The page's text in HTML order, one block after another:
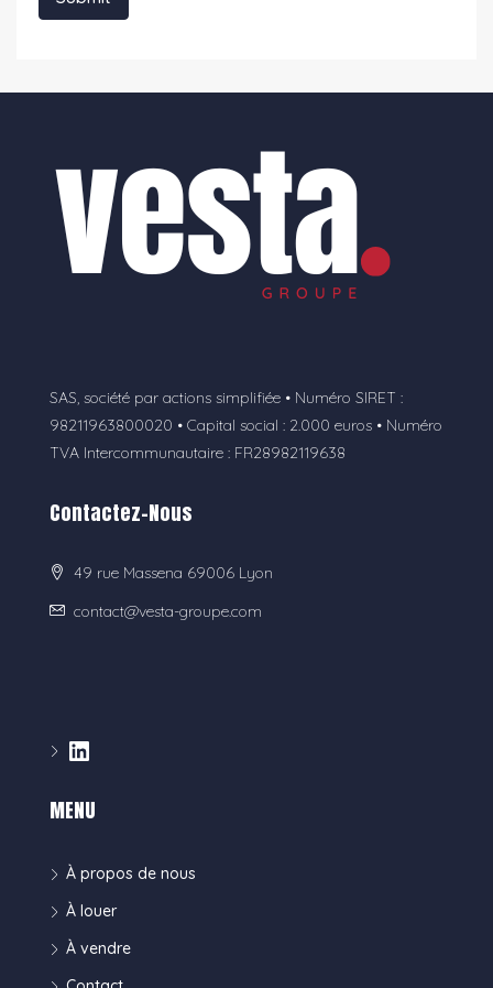
SAS, société par actions simplifiée • Numéro SIRET :
98211963800020 • Capital social : 2.000 euros • Numéro
TVA Intercommunautaire : FR28982119638
Contactez-Nous
49 rue Massena 69006 Lyon
contact@vesta-groupe.com
MENU
À propos de nous
À louer
À vendre